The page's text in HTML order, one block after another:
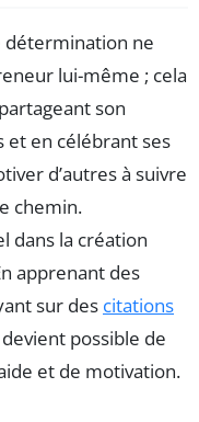
détermination ne
lui-même ; cela
son
et en célébrant ses
d’autres à suivre
chemin.
dans la création
apprenant des
sur des citations
devient possible de
et de motivation.